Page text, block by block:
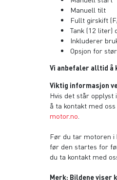
Manuell tilt
Fullt girskift
Tank (12 liter)
Inkluderer
Opsjon for
Vi anbefaler alltid å
Viktig informasjon
Hvis det står
å ta kontakt med
motor.no
Før du tar motoren i
før den startes for
du ta kontakt med
Merk: Bildene viser